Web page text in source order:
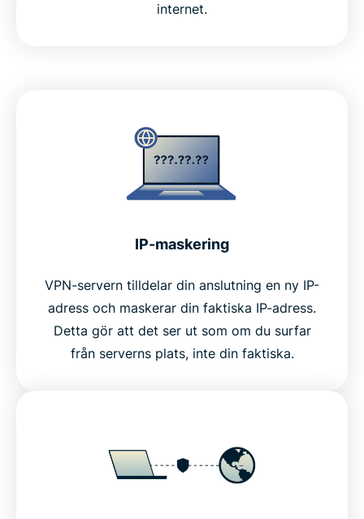
internet.
IP-maskering
VPN-servern tilldelar din anslutning en ny IP-
adress och maskerar din faktiska IP-adress.
Detta gör att det ser ut som om du surfar
från serverns plats, inte din faktiska.